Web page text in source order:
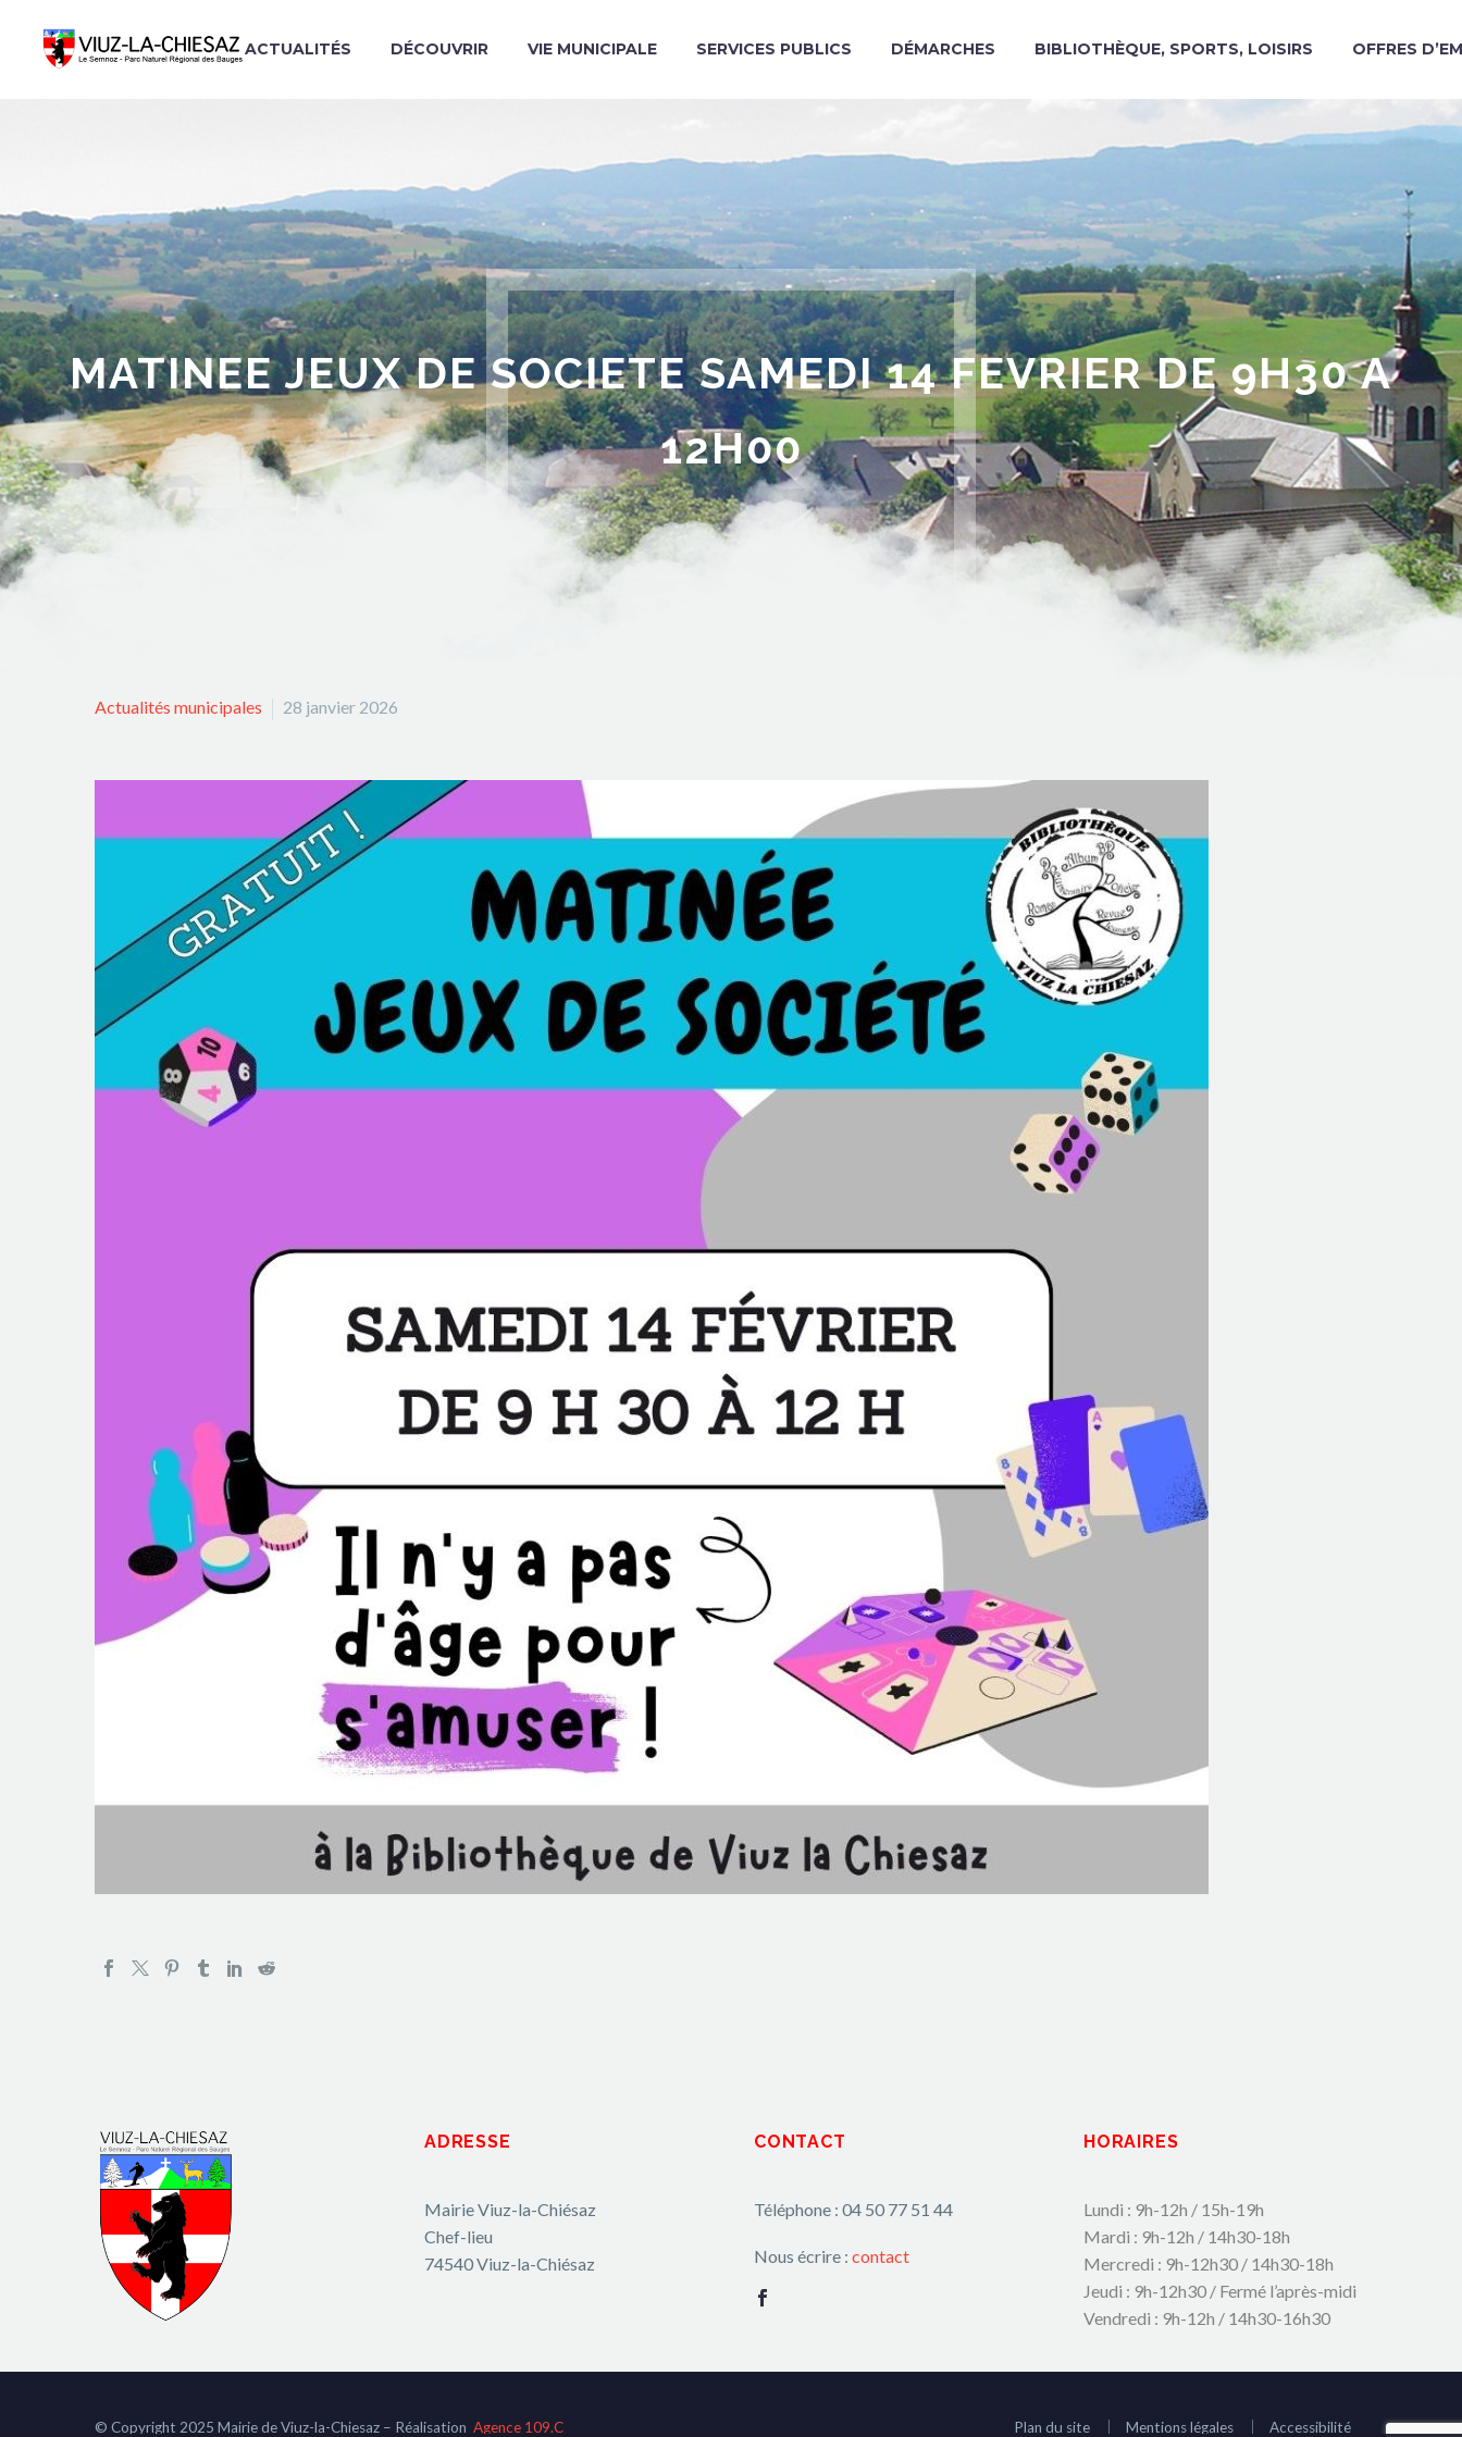
ACTUALITÉS DÉCOUVRIR VIE MUNICIPALE SERVICES PUBLICS DÉMARCHES BIBLIOTHÈQUE, SPORTS, LOISIRS OFFRES
MATINEE JEUX DE SOCIETE SAMEDI 14 FEVRIER DE 9H30 A
12H00
Actualités municipales 28 janvier 2026
ADRESSE
Mairie Viuz-la-Chiésaz
Chef-lieu
74540 Viuz-la-Chiésaz
CONTACT
Téléphone : 04 50 77 51 44
Nous écrire : contact
HORAIRES
Lundi : 9h-12h / 15h-19h
Mardi : 9h-12h / 14h30-18h
Mercredi : 9h-12h30 / 14h30-18h
Jeudi : 9h-12h30 / Fermé l’après-midi
Vendredi : 9h-12h / 14h30-16h30
© Copyright 2025 Mairie de Viuz-la-Chiesaz – Réalisation Agence 109.C Plan du site Mentions légales Accessibilité